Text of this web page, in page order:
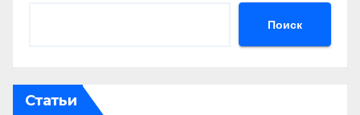
Поиск
Статьи